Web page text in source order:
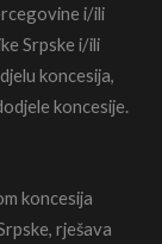
i/ili
Srpske i/ili
koncesija,
koncesije.
koncesija
rješava